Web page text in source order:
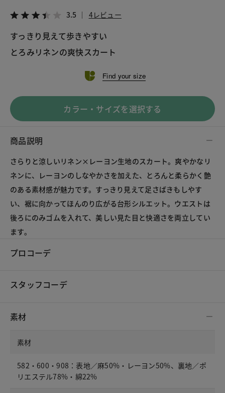
3.5 4レビュー
すっきり見えて歩きやすい
とろみリネンの爽快スカート
Find your size
カラー・サイズを選択する
商品説明
さらりと涼しいリネン×レーヨン生地のスカート。爽やかなリ
ネンに、レーヨンのしなやかさを加えた、とろんと柔らかく艶
のある素材感が魅力です。すっきり見えて足さばきもしやす
い、裾に向かってほんのり広がる台形シルエット。ウエストは
後ろにのみゴムを入れて、美しい見た目と快適さを両立してい
ます。
プロコーデ
スタッフコーデ
素材
素材
582・600・908：表地／麻50%・レーヨン50%、裏地／ポ
リエステル78%・綿22%
LINE X